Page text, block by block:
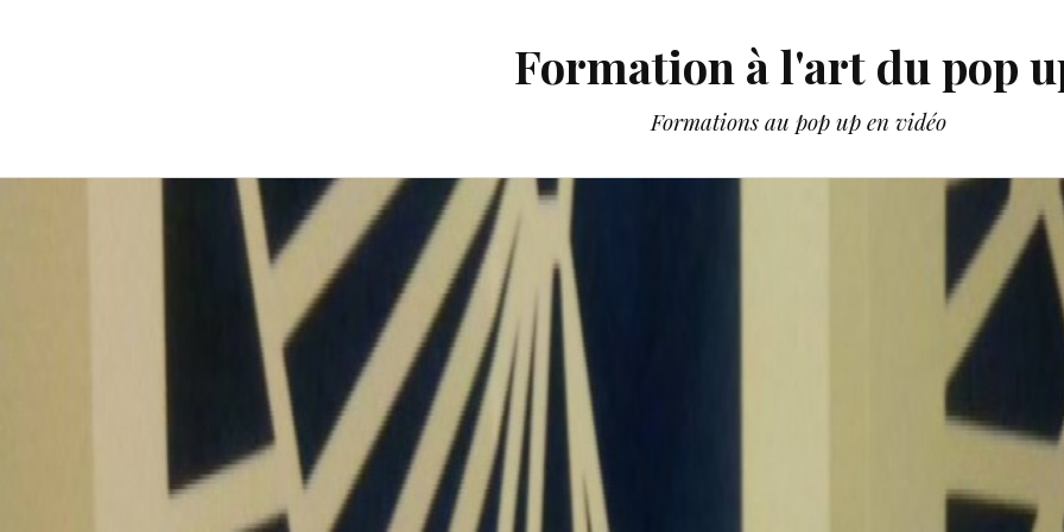
Formation à l'art du pop
Formations au pop up en vidéo